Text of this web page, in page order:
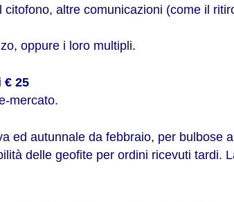
altre comunicazioni (come il
oppure i loro multipli.
€ 25
mercato.
ed autunnale da febbraio, per bulbose
delle geofite per ordini ricevuti tardi.